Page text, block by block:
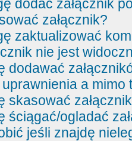
dodać załącznik
załącznik?
zaktualizować
nie jest
dodawać
a mimo
skasować
ściągać/ogladać
jeśli znajdę